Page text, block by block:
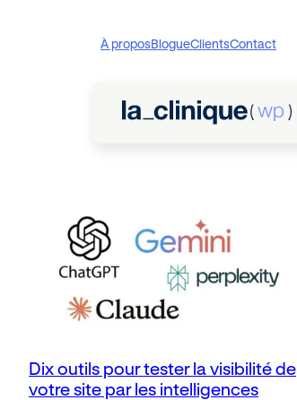
À proposBlogueClientsContact
Dix outils pour tester la visibilité de
votre site par les intelligences